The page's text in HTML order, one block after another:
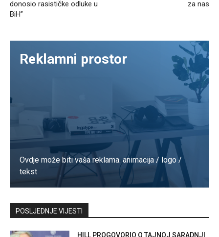
donosio rasističke odluke u
BiH”
za nas
Reklamni prostor
Ovdje može biti vaša reklama. animacija / logo /
tekst
Kontaktirajte nas
POSLJEDNJE VIJESTI
HILL PROGOVORIO O TAJNOJ SARADNJI